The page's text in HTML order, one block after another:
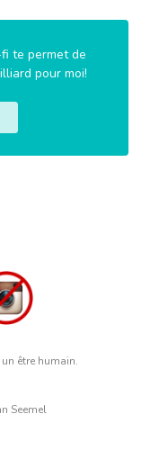
te permet de
pour moi!
être humain.
Seemel